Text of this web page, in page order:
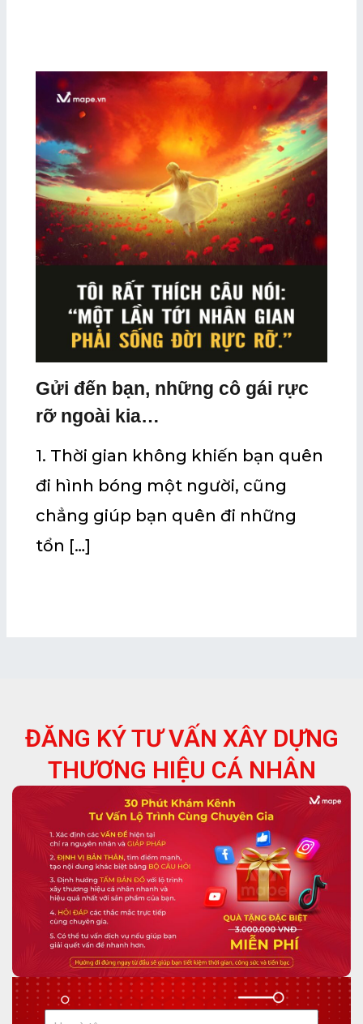
Gửi đến bạn, những cô gái rực
rỡ ngoài kia…
1. Thời gian không khiến bạn quên
đi hình bóng một người, cũng
chẳng giúp bạn quên đi những
tổn […]
ĐĂNG KÝ TƯ VẤN XÂY DỰNG
THƯƠNG HIỆU CÁ NHÂN